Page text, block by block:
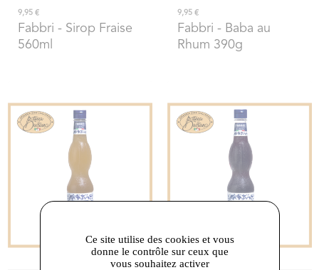
9,95 €
Fabbri - Sirop Fraise
560ml
9,95 €
Fabbri - Baba au
Rhum 390g
Ce site utilise des cookies et vous
donne le contrôle sur ceux que
vous souhaitez activer